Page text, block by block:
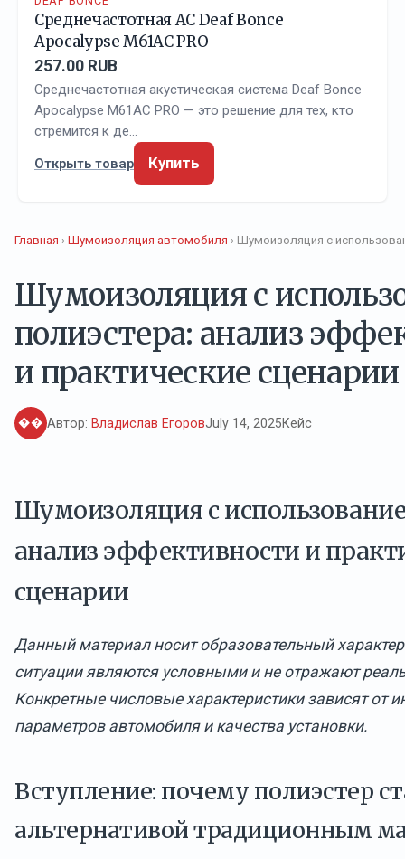
Среднечастотная АС Deaf Bonce
Apocalypse M61AC PRO
257.00 RUB
Среднечастотная акустическая система Deaf Bonce
Apocalypse M61AC PRO — это решение для тех, кто
стремится к де…
Открыть товар
Купить
Главная › Шумоизоляция автомобиля › Шумоизоляция с
Шумоизоляция с
полиэстера: анализ
и практические сценарии
�� Автор: Владислав ЕгоровJuly 14, 2025Кейс
Шумоизоляция с
анализ эффективности и
сценарии
Данный материал носит образовательный
ситуации являются условными и не отражают
Конкретные числовые характеристики зависят от
параметров автомобиля и качества установки.
Вступление: почему полиэстер
альтернативой традиционным